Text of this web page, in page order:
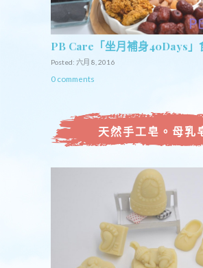
PB Care「坐月補身40Days」
Posted: 六月 8, 2016
0 comments
天然手工皂。母乳